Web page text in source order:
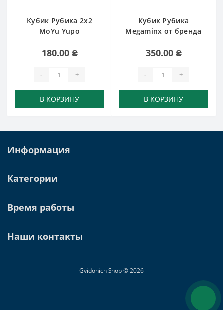
Кубик Рубика 2х2
MoYu Yupo
180.00 ₴
- +
В КОРЗИНУ
Кубик Рубика
Megaminx от бренда
350.00 ₴
- +
В КОРЗИНУ
Информация
Категории
Время работы
Наши контакты
Gvidonich Shop © 2026